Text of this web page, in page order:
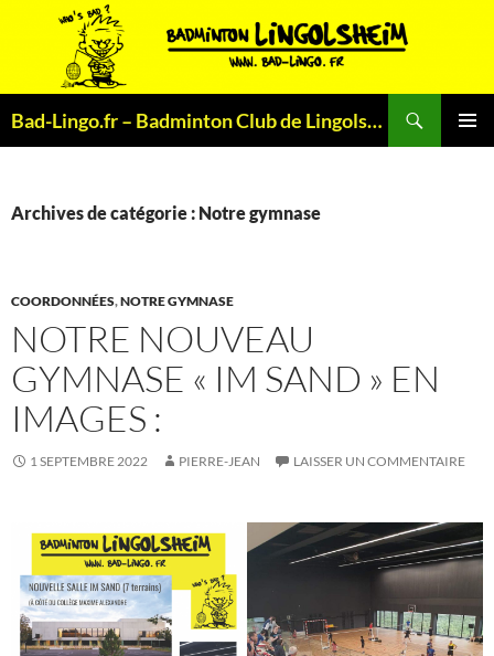
Bad-Lingo.fr – Badminton Club de Lingolsheim
Archives de catégorie : Notre gymnase
COORDONNÉES,NOTRE GYMNASE
NOTRE NOUVEAU
GYMNASE « IM SAND » EN
IMAGES :
1 SEPTEMBRE 2022 PIERRE-JEAN LAISSER UN COMMENTAIRE